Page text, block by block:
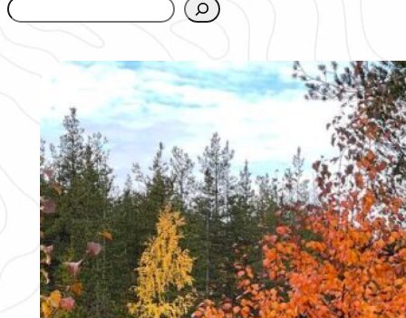
www.urbanfjellstrom.se/jamforelselistan/